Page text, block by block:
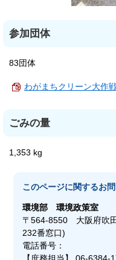
参加団体
83団体
わがまちクリーン大作
ごみの量
1,353 kg
このページに関するお
環境部環境政策室
〒564-8550 大阪府吹
232番窓口)
電話番号：